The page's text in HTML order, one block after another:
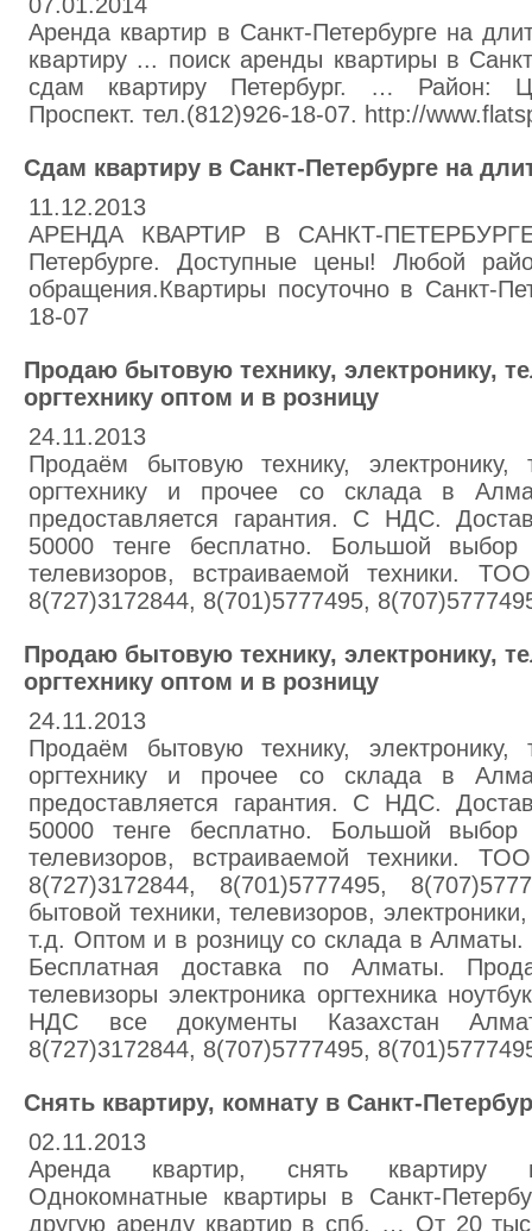
Аренда квартир в Санкт-Петербурге на
квартиру ... поиск аренды квартиры в
сдам квартиру Петербург. … Район:
Проспект. тел.(812)926-18-07. http://
Сдам квартиру в Санкт-Петербурге на
11.12.2013
АРЕНДА КВАРТИР В САНКТ-
Петербурге. Доступные цены! Любой
обращения.Квартиры посуточно в Санкт-
18-07
Продаю бытовую технику, электронику,
оргтехнику оптом и в розницу
24.11.2013
Продаём бытовую технику, электронику,
оргтехнику и прочее со склада в
предоставляется гарантия. С НДС.
50000 тенге бесплатно. Большой выбор
телевизоров, встраиваемой техники.
8(727)3172844, 8(701)5777495,
Продаю бытовую технику, электронику,
оргтехнику оптом и в розницу
24.11.2013
Продаём бытовую технику, электронику,
оргтехнику и прочее со склада в
предоставляется гарантия. С НДС.
50000 тенге бесплатно. Большой выбор
телевизоров, встраиваемой техники.
8(727)3172844, 8(701)5777495,
бытовой техники, телевизоров,
т.д. Оптом и в розницу со склада в
Бесплатная доставка по Алматы.
телевизоры электроника оргтехника
НДС все документы Казахстан
8(727)3172844, 8(707)5777495,
Снять квартиру, комнату в Санкт-
02.11.2013
Аренда квартир, снять квартиру в
Oднокомнатные квартиры в Санкт-
другую аренду квартир в спб. … От 20